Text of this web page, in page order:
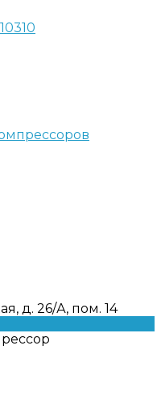
д. 26/А, пом. 14